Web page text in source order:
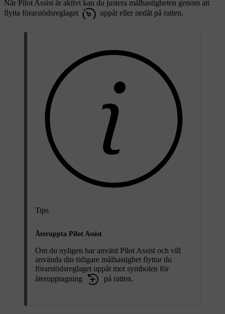
När Pilot Assist är aktivt kan du justera målhastigheten genom att
flytta förarstödsreglaget
uppåt eller nedåt på ratten.
Tips
Återuppta Pilot Assist
Om du nyligen har använt Pilot Assist och vill
använda din tidigare målhastighet flyttar du
förarstödsreglaget uppåt mot symbolen för
återupptagning
på ratten.